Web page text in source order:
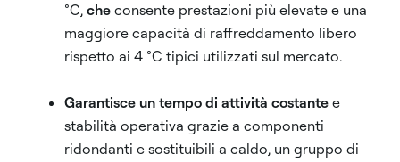
°C, che consente prestazioni più elevate e una
maggiore capacità di raffreddamento libero
rispetto ai 4 °C tipici utilizzati sul mercato.
Garantisce un tempo di attività costante e
stabilità operativa grazie a componenti
ridondanti e sostituibili a caldo, un gruppo di